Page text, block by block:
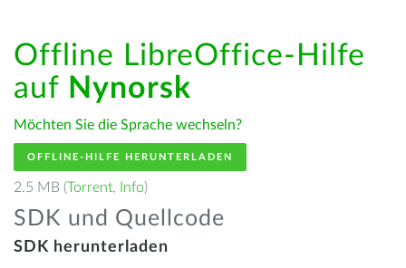
Offline LibreOffice-Hilfe
auf Nynorsk
Möchten Sie die Sprache wechseln?
OFFLINE-HILFE HERUNTERLADEN
2.5 MB (Torrent, Info)
SDK und Quellcode
SDK herunterladen